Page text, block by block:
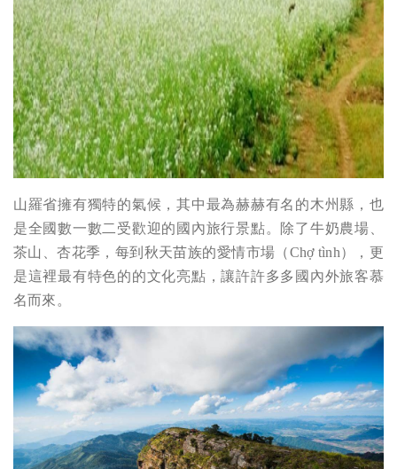
山羅省擁有獨特的氣候，其中最為赫赫有名的木州縣，也
是全國數一數二受歡迎的國內旅行景點。除了牛奶農場、
茶山、杏花季，每到秋天苗族的愛情市場（Chợ tình），更
是這裡最有特色的的文化亮點，讓許許多多國內外旅客慕
名而來。